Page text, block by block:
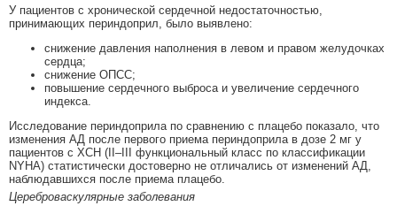
У пациентов с хронической сердечной недостаточностью,
принимающих периндоприл, было выявлено:
снижение давления наполнения в левом и правом желудочках
сердца;
снижение ОПСС;
повышение сердечного выброса и увеличение сердечного
индекса.
Исследование периндоприла по сравнению с плацебо показало, что
изменения АД после первого приема периндоприла в дозе 2 мг у
пациентов с ХСН (II–III функциональный класс по классификации
NYHA) статистически достоверно не отличались от изменений АД,
наблюдавшихся после приема плацебо.
Цереброваскулярные заболевания